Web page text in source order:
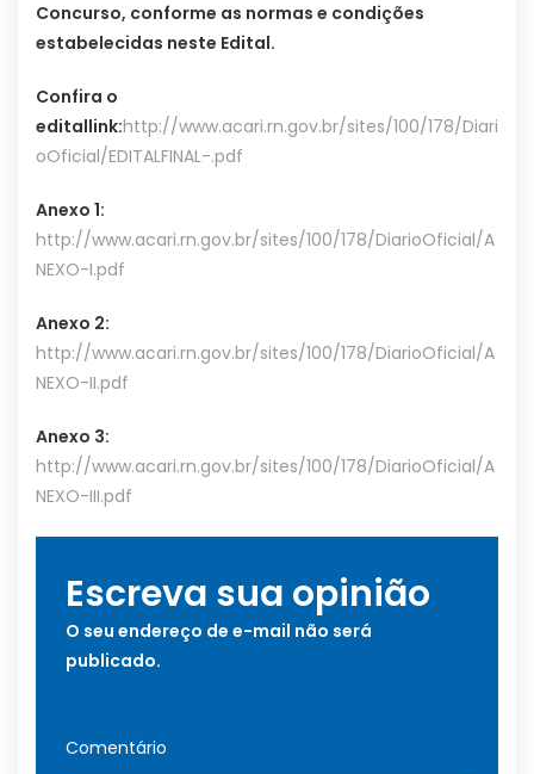
Concurso, conforme as normas e condições
estabelecidas neste Edital.
Confira o
editallink:http://www.acari.rn.gov.br/sites/100/178/Diari
oOficial/EDITALFINAL-.pdf
Anexo 1:
http://www.acari.rn.gov.br/sites/100/178/DiarioOficial/A
NEXO-I.pdf
Anexo 2:
http://www.acari.rn.gov.br/sites/100/178/DiarioOficial/A
NEXO-II.pdf
Anexo 3:
http://www.acari.rn.gov.br/sites/100/178/DiarioOficial/A
NEXO-III.pdf
Escreva sua opinião
O seu endereço de e-mail não será
publicado.
Comentário